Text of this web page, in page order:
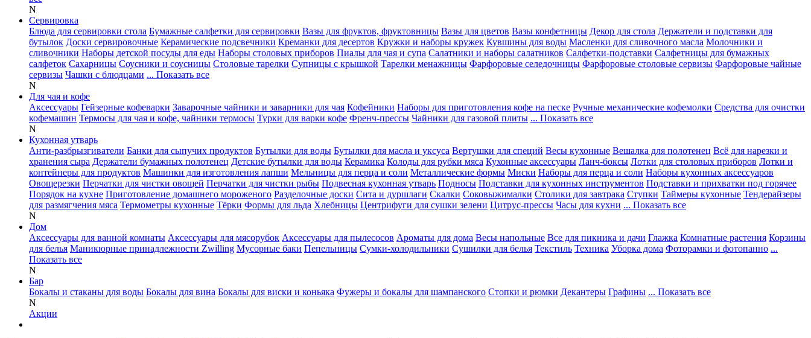
N
Сервировка
Блюда для сервировки стола Бумажные салфетки для сервировки Вазы для фруктов, фруктовницы Вазы для цветов Вазы конфетницы Декор для стола Держатели и подставки для
бутылок Доски сервировочные Керамические подсвечники Креманки для десертов Кружки и наборы кружек Кувшины для воды Масленки для сливочного масла Молочники и
сливочники Наборы детской посуды для еды Наборы столовых приборов Пиалы для чая и супа Салатники и наборы салатников Салфетки-подставки Салфетницы для бумажных
салфеток Сахарницы Соусники и соусницы Столовые тарелки Супницы с крышкой Тарелки менажницы Фарфоровые селедочницы Фарфоровые столовые сервизы Фарфоровые чайные
сервизы Чашки с блюдцами ... Показать все
N
Для чая и кофе
Аксессуары Гейзерные кофеварки Заварочные чайники и заварники для чая Кофейники Наборы для приготовления кофе на песке Ручные механические кофемолки Средства для очистки
кофемашин Термосы для чая и кофе, чайники термосы Турки для варки кофе Френч-прессы Чайники для газовой плиты ... Показать все
N
Кухонная утварь
Анти-разбрызгиватели Банки для сыпучих продуктов Бутылки для воды Бутылки для масла и уксуса Вертушки для специй Весы кухонные Вешалка для полотенец Всё для нарезки и
хранения сыра Держатели бумажных полотенец Детские бутылки для воды Керамика Колоды для рубки мяса Кухонные аксессуары Ланч-боксы Лотки для столовых приборов Лотки и
контейнеры для продуктов Машинки для изготовления лапши Мельницы для перца и соли Металлические формы Миски Наборы для перца и соли Наборы кухонных аксессуаров
Овощерезки Перчатки для чистки овощей Перчатки для чистки рыбы Подвесная кухонная утварь Подносы Подставки для кухонных инструментов Подставки и прихватки под горячее
Порядок на кухне Приготовление домашнего мороженого Разделочные доски Сита и дуршлаги Скалки Соковыжималки Столики для завтрака Ступки Таймеры кухонные Тендерайзеры
для размягчения мяса Термометры кухонные Тёрки Формы для льда Хлебницы Центрифуги для сушки зелени Цитрус-прессы Часы для кухни ... Показать все
N
Дом
Аксессуары для ванной комнаты Аксессуары для мясорубок Аксессуары для пылесосов Ароматы для дома Весы напольные Все для пикника и дачи Глажка Комнатные растения Корзины
для белья Маникюрные принадлежности Zwilling Мусорные баки Пепельницы Сумки-холодильники Сушилки для белья Текстиль Техника Уборка дома Фоторамки и фотопанно ...
Показать все
N
Бар
Бокалы и стаканы для воды Бокалы для вина Бокалы для виски и коньяка Фужеры и бокалы для шампанского Стопки и рюмки Декантеры Графины ... Показать все
N
Акции